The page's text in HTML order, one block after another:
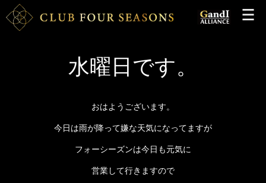
水曜日です。
おはようございます。
今日は雨が降って嫌な天気になってますが
フォーシーズンは今日も元気に
営業して行きますので